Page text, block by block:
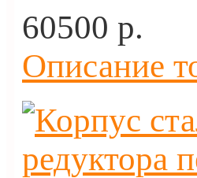
60500 p.
Описание